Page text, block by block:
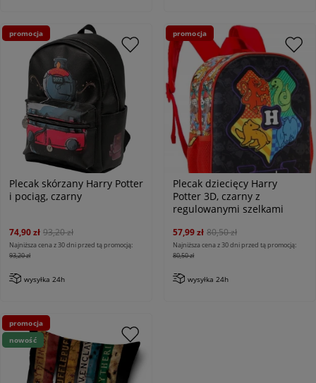
Plecak skórzany Harry Potter
i pociąg, czarny
74,90 zł 93,20 zł
Najniższa cena z 30 dni przed tą promocją:
93,20 zł
wysyłka 24h
promocja
Plecak dziecięcy Harry
Potter 3D, czarny z
regulowanymi szelkami
57,99 zł 80,50 zł
Najniższa cena z 30 dni przed tą promocją:
80,50 zł
wysyłka 24h
promocja
promocja
nowość